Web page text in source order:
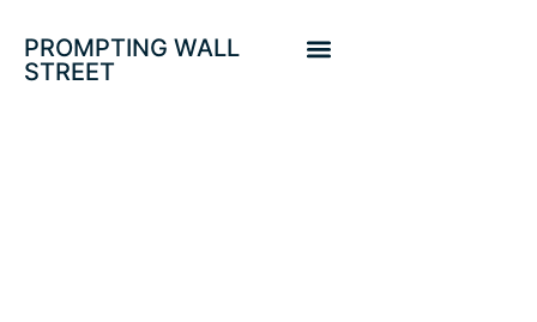
PROMPTING WALL
STREET